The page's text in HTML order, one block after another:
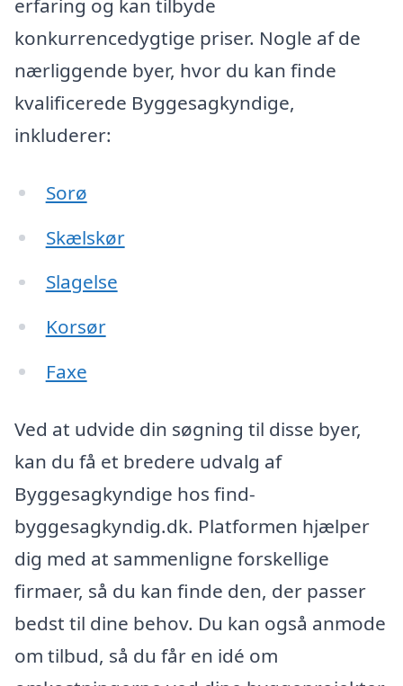
erfaring og kan tilbyde
konkurrencedygtige priser. Nogle af de
nærliggende byer, hvor du kan finde
kvalificerede Byggesagkyndige,
inkluderer:
Sorø
Skælskør
Slagelse
Korsør
Faxe
Ved at udvide din søgning til disse byer,
kan du få et bredere udvalg af
Byggesagkyndige hos find-
byggesagkyndig.dk. Platformen hjælper
dig med at sammenligne forskellige
firmaer, så du kan finde den, der passer
bedst til dine behov. Du kan også anmode
om tilbud, så du får en idé om